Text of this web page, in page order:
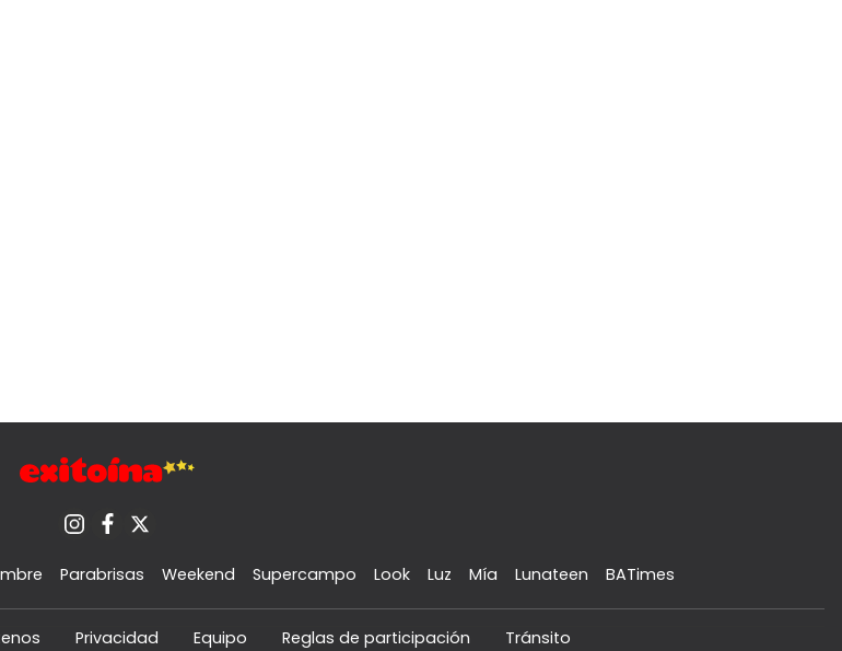
Parabrisas Weekend Supercampo Look Luz Mía Lunateen BATimes
Privacidad Equipo Reglas de participación Tránsito